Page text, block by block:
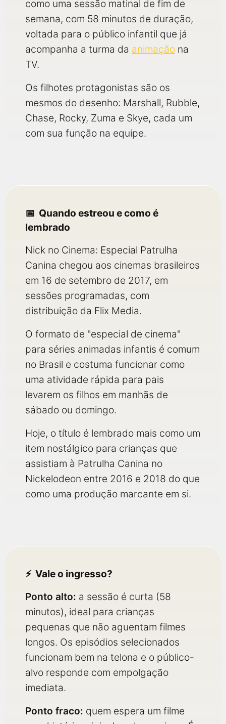
como uma sessão matinal de fim de
semana, com 58 minutos de duração,
voltada para o público infantil que já
acompanha a turma da animação na
TV.
Os filhotes protagonistas são os
mesmos do desenho: Marshall, Rubble,
Chase, Rocky, Zuma e Skye, cada um
com sua função na equipe.
Quando estreou e como é
lembrado
Nick no Cinema: Especial Patrulha
Canina chegou aos cinemas brasileiros
em 16 de setembro de 2017, em
sessões programadas, com
distribuição da Flix Media.
O formato de "especial de cinema"
para séries animadas infantis é comum
no Brasil e costuma funcionar como
uma atividade rápida para pais
levarem os filhos em manhãs de
sábado ou domingo.
Hoje, o título é lembrado mais como um
item nostálgico para crianças que
assistiam à Patrulha Canina no
Nickelodeon entre 2016 e 2018 do que
como uma produção marcante em si.
Vale o ingresso?
Ponto alto: a sessão é curta (58
minutos), ideal para crianças
pequenas que não aguentam filmes
longos. Os episódios selecionados
funcionam bem na telona e o público-
alvo responde com empolgação
imediata.
Ponto fraco: quem espera um filme